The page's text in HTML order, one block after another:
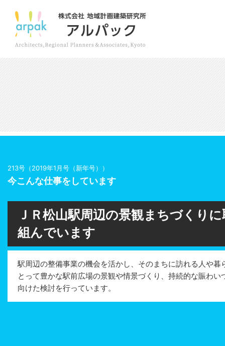
213号（2019年1月号（新年号））
今こんな仕事をしています
ＪＲ松山駅周辺の景観まちづくりに
組んでいます
駅周辺の整備事業の機会を活かし、そのまちに訪れる人や暮
とって豊かな駅前広場の景観や情景づくり、持続的な賑わい
向けた検討を行っています。